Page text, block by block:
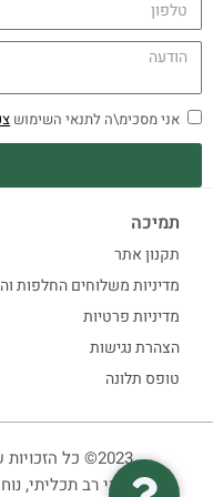
אני מסכימ\ה לתנאי השימוש
תמיכה
תקנון אתר
מדיניות משלוחים החלפות
מדיניות פרטיות
הצהרת נגישות
טופס תלונה
ביתי רב תכליתי,